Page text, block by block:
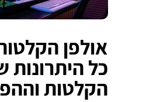
אולפן
כל היתרונות
הקלטות